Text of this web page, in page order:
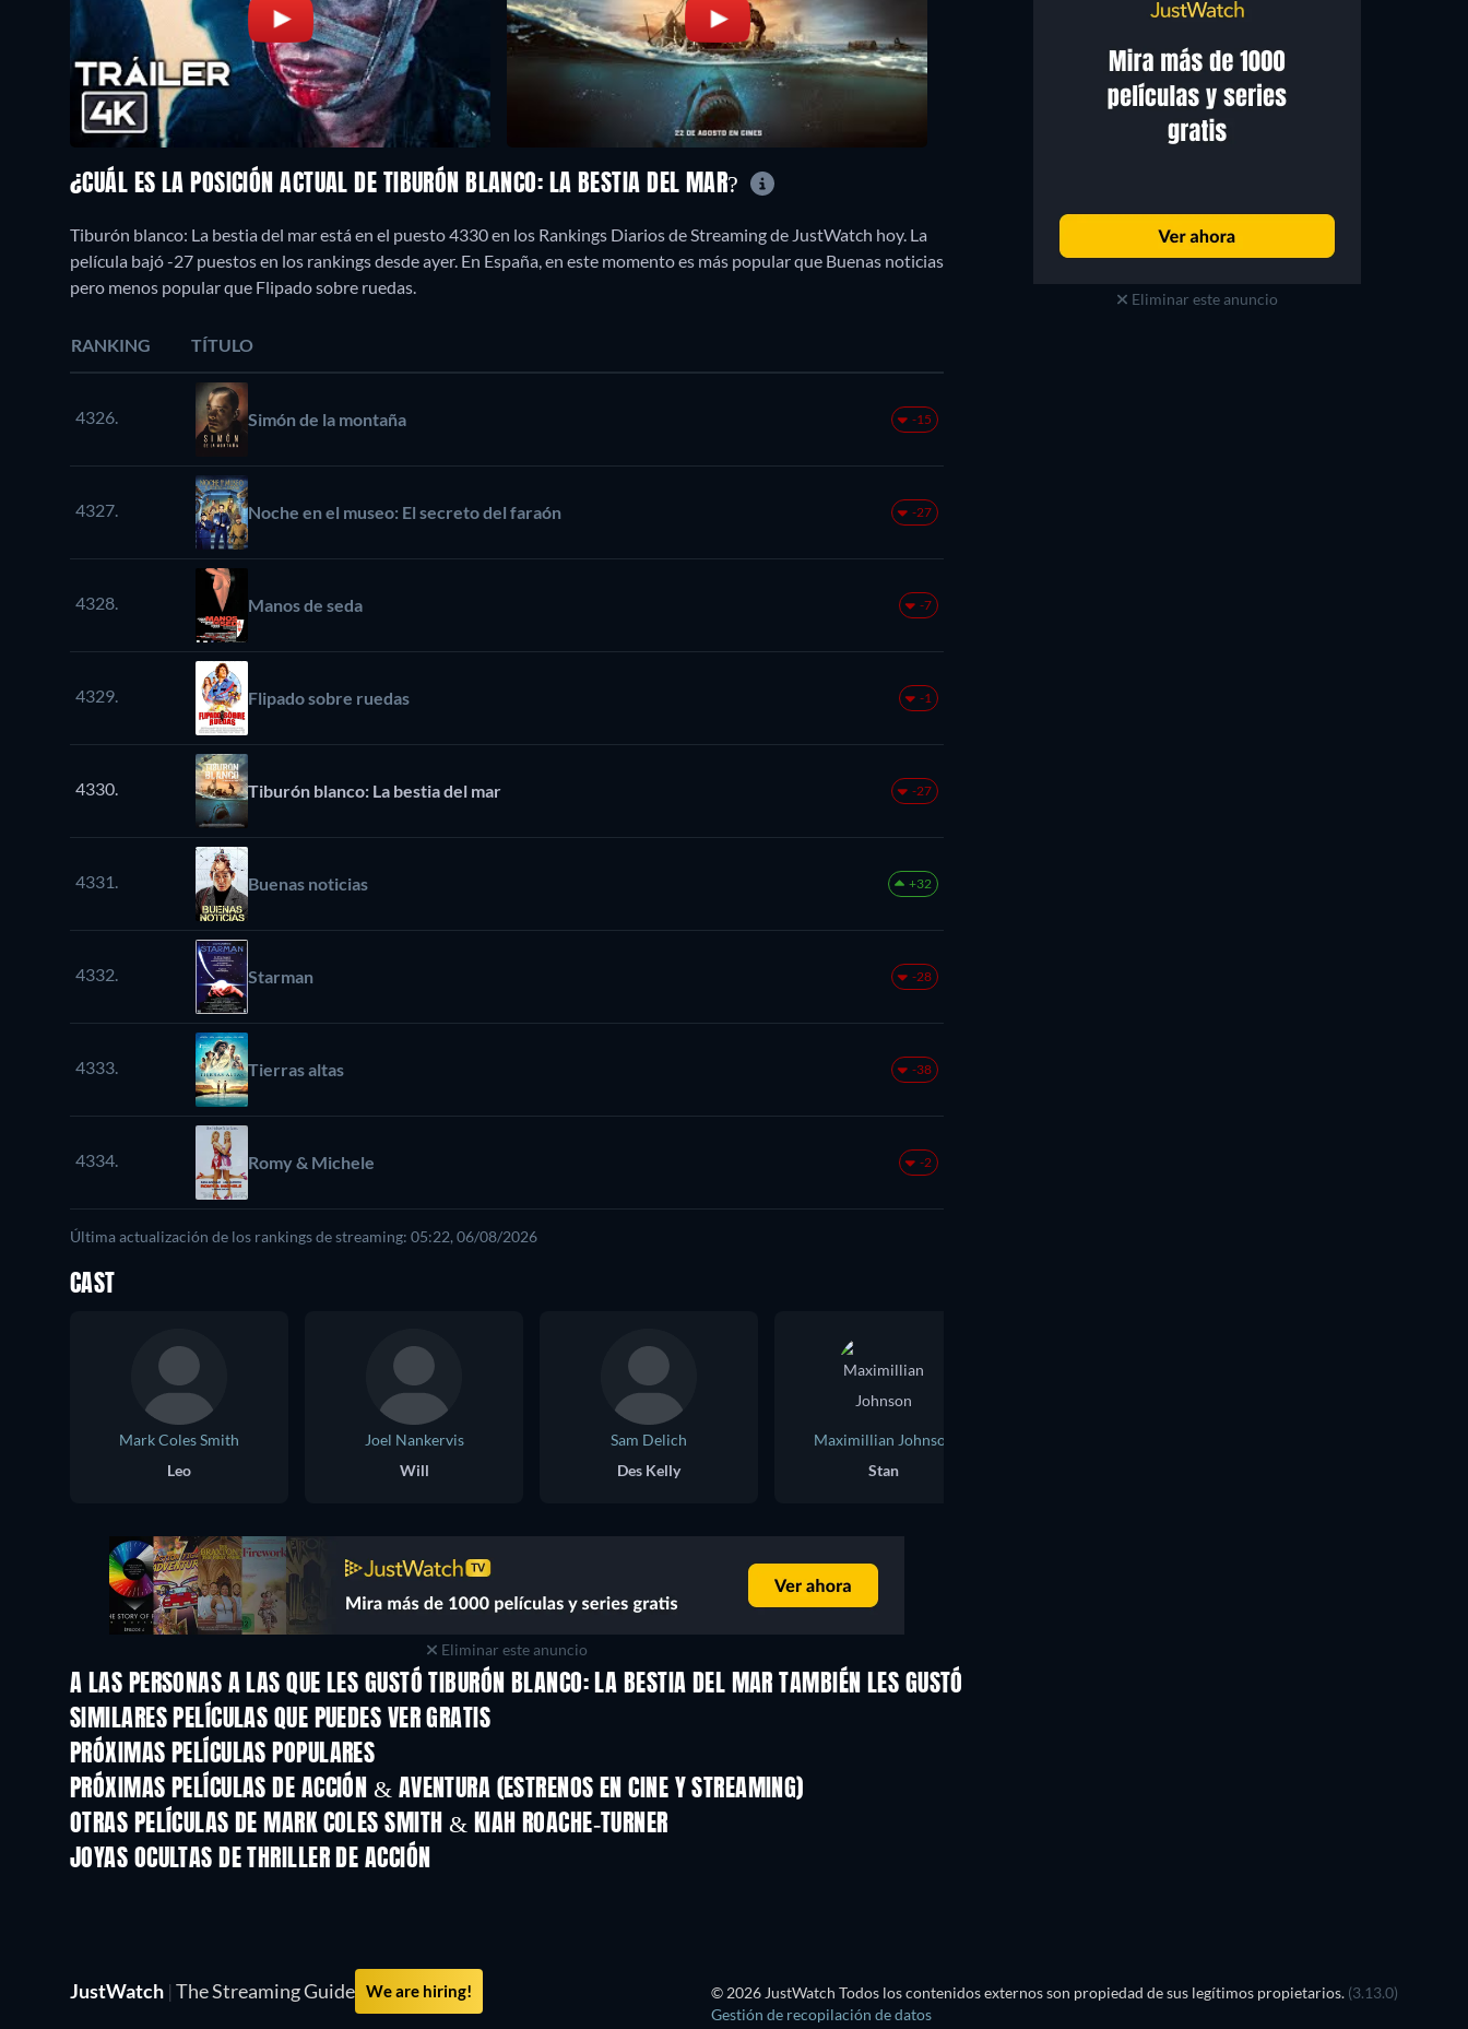
Eliminar este anuncio
¿CUÁL ES LA POSICIÓN ACTUAL DE TIBURÓN BLANCO: LA BESTIA DEL MAR?
Tiburón blanco: La bestia del mar está en el puesto 4330 en los Rankings Diarios de Streaming de JustWatch hoy. La
película bajó -27 puestos en los rankings desde ayer. En España, en este momento es más popular que Buenas noticias
pero menos popular que Flipado sobre ruedas.
RANKING TÍTULO
4326. Simón de la montaña -15
4327. Noche en el museo: El secreto del faraón -27
4328. Manos de seda -7
4329. Flipado sobre ruedas -1
4330. Tiburón blanco: La bestia del mar -27
4331. Buenas noticias +32
4332. Starman -28
4333. Tierras altas -38
4334. Romy & Michele -2
Última actualización de los rankings de streaming: 05:22, 06/08/2026
CAST
Mark Coles Smith
Leo
Joel Nankervis
Will
Sam Delich
Des Kelly
Maximillian Johnson
Stan
Eliminar este anuncio
A LAS PERSONAS A LAS QUE LES GUSTÓ TIBURÓN BLANCO: LA BESTIA DEL MAR TAMBIÉN LES GUSTÓ
SIMILARES PELÍCULAS QUE PUEDES VER GRATIS
PRÓXIMAS PELÍCULAS POPULARES
PRÓXIMAS PELÍCULAS DE ACCIÓN & AVENTURA (ESTRENOS EN CINE Y STREAMING)
OTRAS PELÍCULAS DE MARK COLES SMITH & KIAH ROACHE-TURNER
JOYAS OCULTAS DE THRILLER DE ACCIÓN
JustWatch | The Streaming Guide We are hiring! © 2026 JustWatch Todos los contenidos externos son propiedad de sus legítimos propietarios. (3.13.0)
Gestión de recopilación de datos